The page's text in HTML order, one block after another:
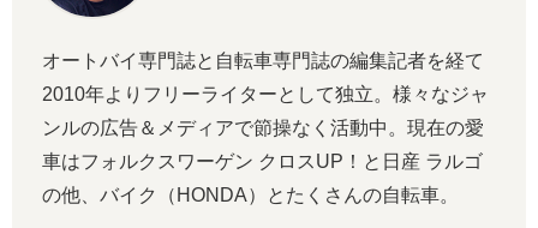
オートバイ専門誌と自転車専門誌の編集記者を経て
2010年よりフリーライターとして独立。様々なジャ
ンルの広告＆メディアで節操なく活動中。現在の愛
車はフォルクスワーゲン クロスUP！と日産 ラルゴ
の他、バイク（HONDA）とたくさんの自転車。